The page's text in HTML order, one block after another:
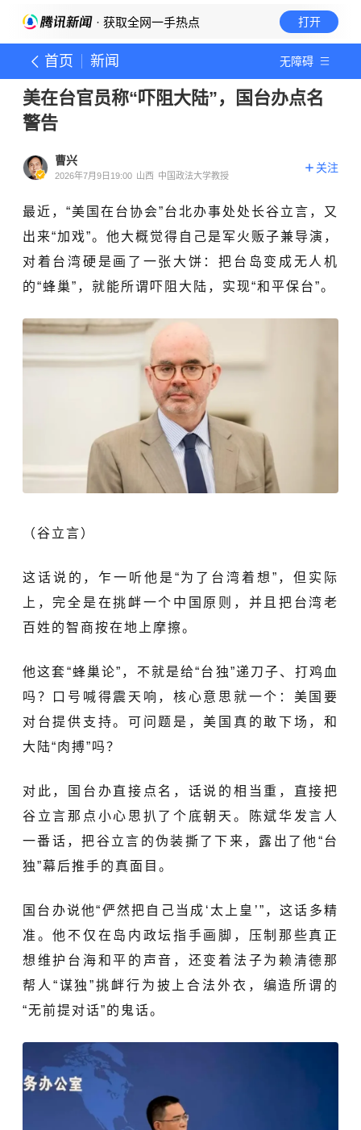
· 获取全网一手热点 打开
首页 新闻 无障碍
美在台官员称“吓阻大陆”，国台办点名
警告
曹兴
2026年7月9日19:00 山西 中国政法大学教授
关注
最近，“美国在台协会”台北办事处处长谷立言，又
出来“加戏”。他大概觉得自己是军火贩子兼导演，
对着台湾硬是画了一张大饼：把台岛变成无人机
的“蜂巢”，就能所谓吓阻大陆，实现“和平保台”。
（谷立言）
这话说的，乍一听他是“为了台湾着想”，但实际
上，完全是在挑衅一个中国原则，并且把台湾老
百姓的智商按在地上摩擦。
他这套“蜂巢论”，不就是给“台独”递刀子、打鸡血
吗？口号喊得震天响，核心意思就一个：美国要
对台提供支持。可问题是，美国真的敢下场，和
大陆“肉搏”吗？
对此，国台办直接点名，话说的相当重，直接把
谷立言那点小心思扒了个底朝天。陈斌华发言人
一番话，把谷立言的伪装撕了下来，露出了他“台
独”幕后推手的真面目。
国台办说他“俨然把自己当成‘太上皇’”，这话多精
准。他不仅在岛内政坛指手画脚，压制那些真正
想维护台海和平的声音，还变着法子为赖清德那
帮人“谋独”挑衅行为披上合法外衣，编造所谓的
“无前提对话”的鬼话。